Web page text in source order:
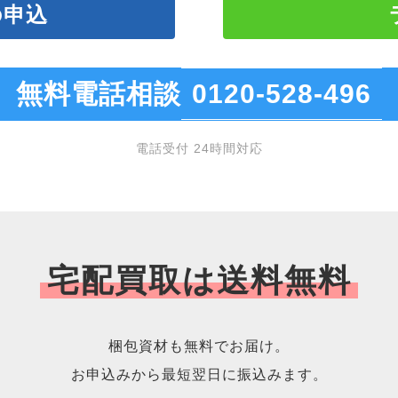
込
無料電話相談 0120-528-496
電話受付 24時間対応
宅配買取は送料無料
梱包資材も無料でお届け。
お申込みから最短翌日に振込みます。